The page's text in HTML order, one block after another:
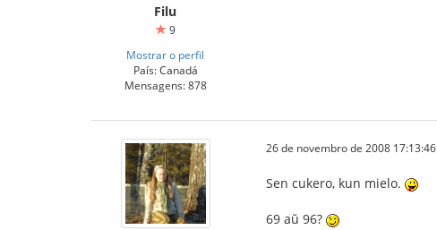
Filu
9
Mostrar o perfil
País: Canadá
Mensagens: 878
26 de novembro de 2008 17:13:46
Sen cukero, kun mielo.
69 aŭ 96?